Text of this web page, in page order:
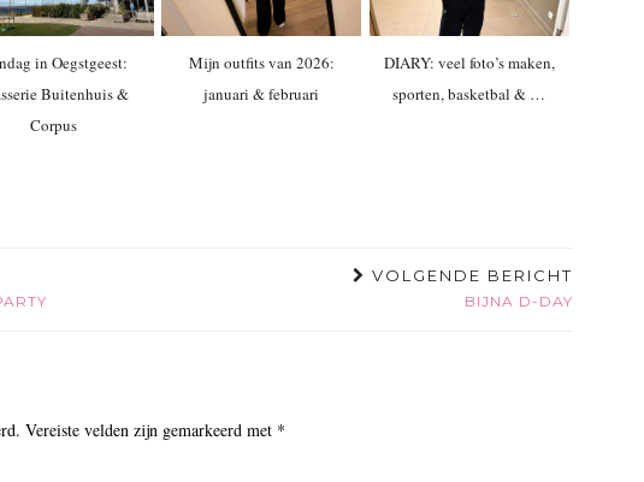
in Oegstgeest:
Buitenhuis &
Corpus
Mijn outfits van 2026:
januari & februari
DIARY: veel foto’s maken,
sporten, basketbal & …
VOLGENDE BERICHT
BIJNA D-DAY
Vereiste velden zijn gemarkeerd met *